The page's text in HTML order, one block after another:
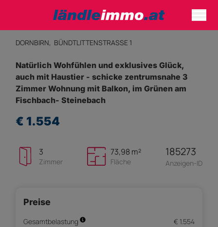
DORNBIRN, BÜNDTLITTENSTRASSE 1
Natürlich Wohfühlen und exklusives Glück,
auch mit Haustier - schicke zentrumsnahe 3
Zimmer Wohnung mit Balkon, im Grünen am
Fischbach- Steinebach
€ 1.554
3
Zimmer
73,98 m²
Fläche
185273
Anzeigen-ID
Preise
Gesamtbelastung
€ 1.554